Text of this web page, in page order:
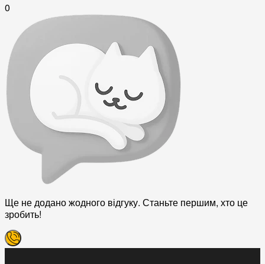
0
Ще не додано жодного відгуку. Станьте першим, хто це
зробить!